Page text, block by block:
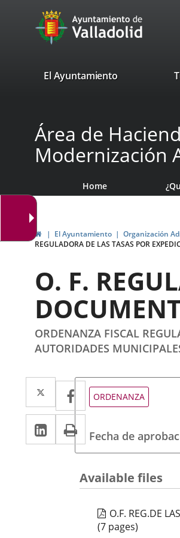
Portal
Web
Ayuntamiento
Valladolid
valladolid.es
El Ayuntamiento
Área de
Modernización
Home
HomeEl Ayuntamiento Organización
REGULADORA DE LAS TASAS POR
O. F.
ORDENANZA FISCAL
AUTORIDADES
Twitter
Enlace
a
una
aplicación
externa.
Facebook
Enlace
a
una
aplicación
externa.
Linkedin
Enlace
a
aplicación
externa.
Tipo
de
ORDENANZA
Fecha de
Available files
O.F. REG.DE
(7 pages)